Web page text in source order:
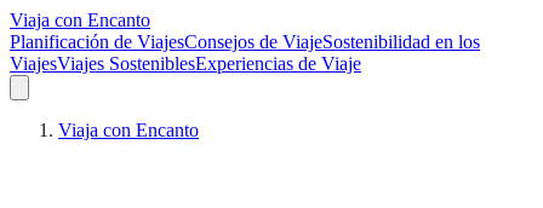
Viaja con Encanto
Planificación de ViajesConsejos de ViajeSostenibilidad en los
ViajesViajes SosteniblesExperiencias de Viaje
Viaja con Encanto